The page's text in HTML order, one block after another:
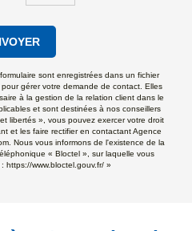
sont enregistrées dans un fichier
gérer votre demande de contact. Elles
à la gestion de la relation client dans le
et sont destinées à nos conseillers
libertés », vous pouvez exercer votre droit
et les faire rectifier en contactant Agence
Nous vous informons de l'existence de la
« Bloctel », sur laquelle vous
https://www.bloctel.gouv.fr/ »